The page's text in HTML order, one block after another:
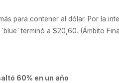
para contener al dólar. Por la
terminó a $20,60. (Ámbito
60% en un año